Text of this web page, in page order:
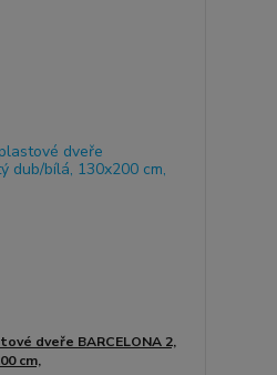
dveře BARCELONA 2,
cm,